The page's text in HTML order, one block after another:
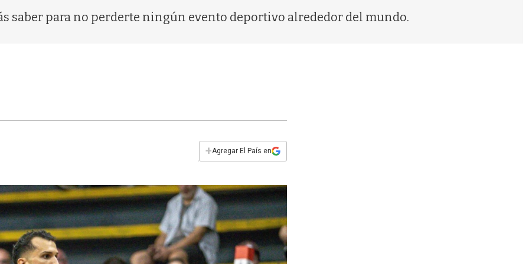
saber para no perderte ningún evento deportivo alrededor del mundo.
+Agregar El País en